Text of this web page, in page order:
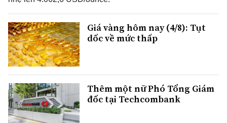
Giá vàng hôm nay (4/8): Tụt
dốc về mức thấp
Thêm một nữ Phó Tổng Giám
đốc tại Techcombank